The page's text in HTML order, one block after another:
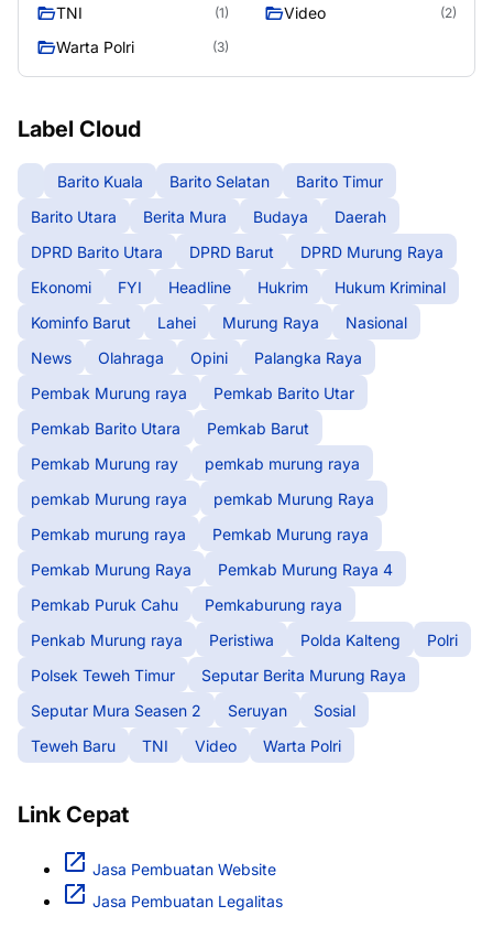
TNI (1) Video (2)
Warta Polri (3)
Label Cloud
Barito Kuala Barito Selatan
Barito Timur
Barito Utara
Berita Mura Budaya
Daerah
DPRD Barito Utara
DPRD Barut
DPRD Murung Raya
Ekonomi
FYI Headline Hukrim
Hukum Kriminal
Kominfo Barut
Lahei Murung Raya
Nasional
News
Olahraga Opini
Palangka Raya
Pembak Murung raya
Pemkab Barito Utar
Pemkab Barito Utara
Pemkab Barut
Pemkab Murung ray
pemkab murung raya
pemkab Murung raya
pemkab Murung Raya
Pemkab murung raya
Pemkab Murung raya
Pemkab Murung Raya
Pemkab Murung Raya 4
Pemkab Puruk Cahu
Pemkaburung raya
Penkab Murung raya
Peristiwa Polda Kalteng
Polri
Polsek Teweh Timur
Seputar Berita Murung Raya
Seputar Mura Seasen 2
Seruyan
Sosial
Teweh Baru
TNI Video Warta Polri
Link Cepat
Jasa Pembuatan Website
Jasa Pembuatan Legalitas